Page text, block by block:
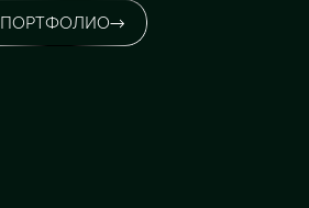
ПОРТФОЛИО